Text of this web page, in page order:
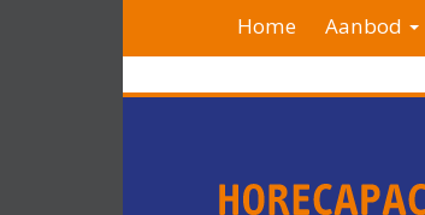
Home Aanbod